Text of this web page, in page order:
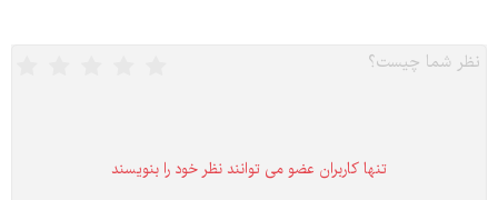
تنها كاربران عضو می توانند نظر خود را بنویسند